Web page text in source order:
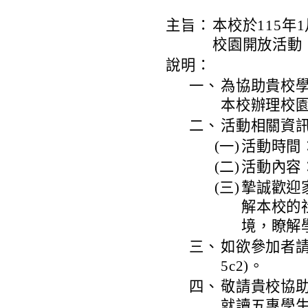
主旨： 本校於115年
校園開放活動
說明：
一、 為協助貴校
本校辦理校
二、 活動相關資
(一) 活動時間
(二) 活動內容
(三) 摯誠歡迎
解本校的
境，瞭解
三、 如欲參加者
5c2)。
四、 敬請貴校協